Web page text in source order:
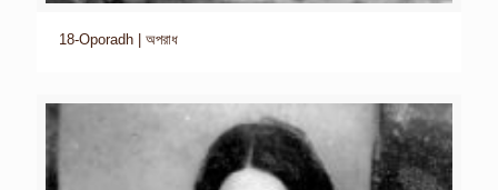
18-Oporadh | অপরাধ